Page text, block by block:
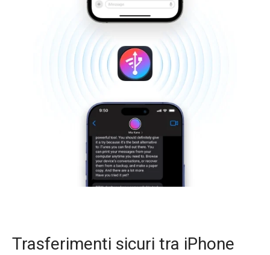
Trasferimenti sicuri tra iPhone